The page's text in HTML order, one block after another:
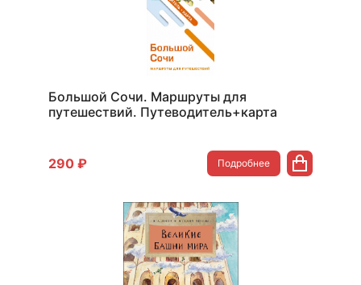
Большой Сочи. Маршруты для
путешествий. Путеводитель+карта
290 ₽ Подробнее